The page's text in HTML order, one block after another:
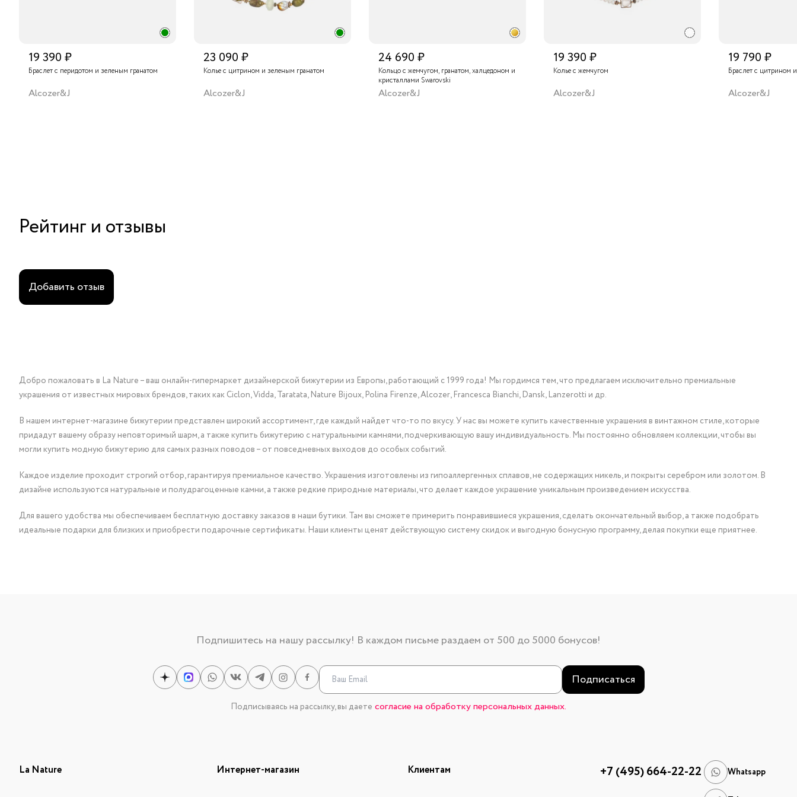
19 390 ₽
Браслет с перидотом и зеленым гранатом
Alcozer&J
23 090 ₽
Колье с цитрином и зеленым гранатом
Alcozer&J
24 690 ₽
Кольцо с жемчугом, гранатом, халцедоном и
кристаллами Swarovski
Alcozer&J
19 390 ₽
Колье с жемчугом
Alcozer&J
19 790 ₽
Браслет с цитрином
Alcozer&J
Рейтинг и отзывы
Добавить отзыв
Добро пожаловать в La Nature – ваш онлайн-гипермаркет дизайнерской бижутерии из Европы, работающий с 1999 года! Мы гордимся тем, что предлагаем исключительно премиальные
украшения от известных мировых брендов, таких как Ciclon, Vidda, Taratata, Nature Bijoux, Polina Firenze, Alcozer, Francesca Bianchi, Dansk, Lanzerotti и др.
В нашем интернет-магазине бижутерии представлен широкий ассортимент, где каждый найдет что-то по вкусу. У нас вы можете купить качественные украшения в винтажном стиле, которые
придадут вашему образу неповторимый шарм, а также купить бижутерию с натуральными камнями, подчеркивающую вашу индивидуальность. Мы постоянно обновляем коллекции, чтобы вы
могли купить модную бижутерию для самых разных поводов – от повседневных выходов до особых событий.
Каждое изделие проходит строгий отбор, гарантируя премиальное качество. Украшения изготовлены из гипоаллергенных сплавов, не содержащих никель, и покрыты серебром или золотом. В
дизайне используются натуральные и полудрагоценные камни, а также редкие природные материалы, что делает каждое украшение уникальным произведением искусства.
Для вашего удобства мы обеспечиваем бесплатную доставку заказов в наши бутики. Там вы сможете примерить понравившиеся украшения, сделать окончательный выбор, а также подобрать
идеальные подарки для близких и приобрести подарочные сертификаты. Наши клиенты ценят действующую систему скидок и выгодную бонусную программу, делая покупки еще приятнее.
Подпишитесь на нашу рассылку! В каждом письме раздаем от 500 до 5000 бонусов!
Подписаться
Подписываясь на рассылку, вы даете согласие на обработку персональных данных.
La Nature Интернет-магазин Клиентам +7 (495) 664-22-22 Whatsapp